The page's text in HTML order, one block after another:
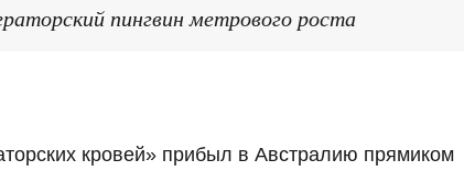
пингвин метрового роста
кровей» прибыл в Австралию прямиком